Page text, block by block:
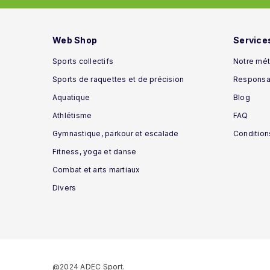
Web Shop
Sports collectifs
Sports de raquettes et de précision
Aquatique
Athlétisme
Gymnastique, parkour et escalade
Fitness, yoga et danse
Combat et arts martiaux
Divers
Notre
Blog
FAQ
@2024 ADEC Sport.